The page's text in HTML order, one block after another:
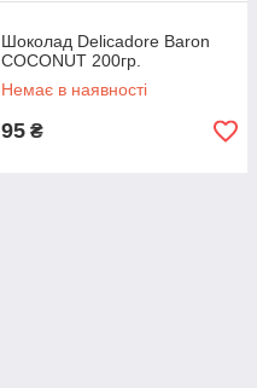
Шоколад Delicadore Baron
СOCONUT 200гр.
Немає в наявності
95 ₴